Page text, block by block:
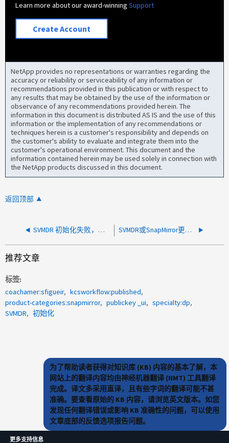
Learn more about our award-winningSupport
Create Account
NetApp provides no representations or warranties regarding the
accuracy or reliability or serviceability of any information or
recommendations provided in this publication or with respect to
any results that may be obtained by the use of the information or
observance of any recommendations provided herein. The
information in this document is distributed AS IS and the use of this
information or the implementation of any recommendations or
techniques herein is a customer's responsibility and depends on
the customer's ability to evaluate and integrate them into the
customer's operational environment. This document and the
information contained herein may be used solely in connection with
the NetApp products discussed in this document.
返回顶部
SVMDR 初始化失败，并显示 " 无法为表生成基线 vifsbyname" SVMDR或SnapMirror更新重新同步失败、一个或多个Snapshot副本快照属于其他关系
推荐文章
标签
coachamer:sfigueir
kcsworkflow:published
product-categories:snapmirror
publickey _ui
specialty:dp
SVMDR
初始化
为了帮助读者获得对知识库 (KB) 内容的基本了解，本
网站上的翻译内容均由神经机器翻译 (NMT) 工具翻译
完成。译文多采用直译，且有些字词的翻译可能不甚
准确。要查看原始的 KB 内容，请浏览英文版本。如您
发现任何翻译错误或影响 KB 准确性的问题，可以使用
文章底部的反馈选项报告问题。
更多支持信息